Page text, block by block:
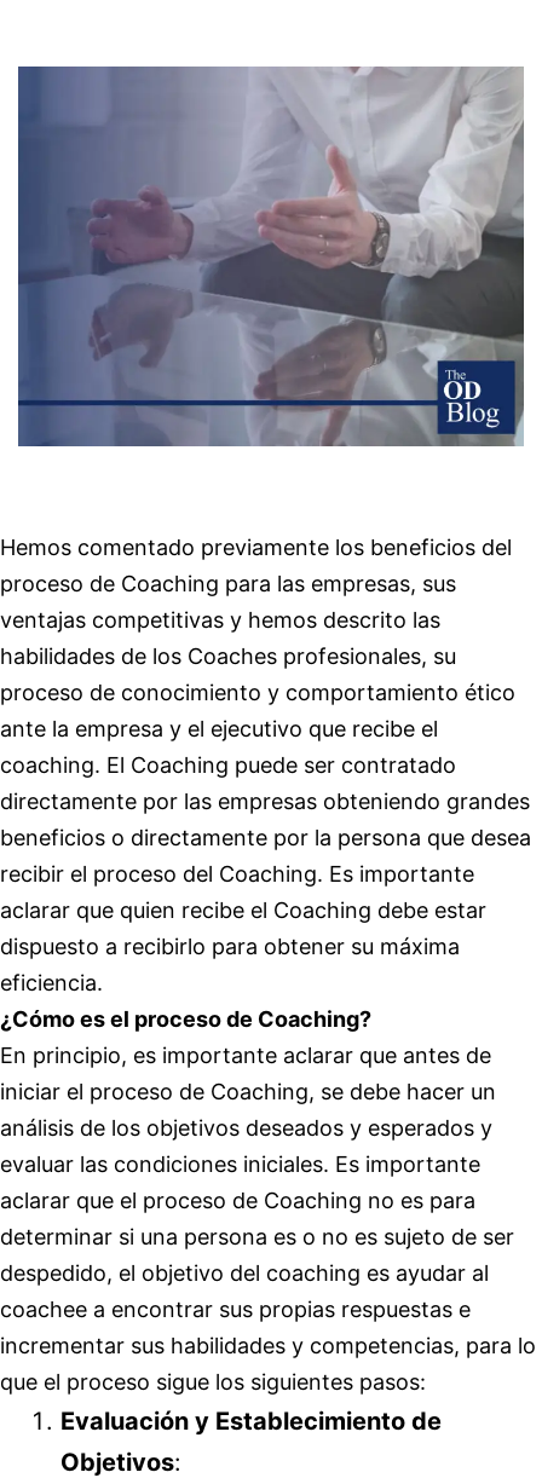
Hemos comentado previamente los beneficios del
proceso de Coaching para las empresas, sus
ventajas competitivas y hemos descrito las
habilidades de los Coaches profesionales, su
proceso de conocimiento y comportamiento ético
ante la empresa y el ejecutivo que recibe el
coaching. El Coaching puede ser contratado
directamente por las empresas obteniendo grandes
beneficios o directamente por la persona que desea
recibir el proceso del Coaching. Es importante
aclarar que quien recibe el Coaching debe estar
dispuesto a recibirlo para obtener su máxima
eficiencia.
¿Cómo es el proceso de Coaching?
En principio, es importante aclarar que antes de
iniciar el proceso de Coaching, se debe hacer un
análisis de los objetivos deseados y esperados y
evaluar las condiciones iniciales. Es importante
aclarar que el proceso de Coaching no es para
determinar si una persona es o no es sujeto de ser
despedido, el objetivo del coaching es ayudar al
coachee a encontrar sus propias respuestas e
incrementar sus habilidades y competencias, para lo
que el proceso sigue los siguientes pasos:
Evaluación y Establecimiento de
Objetivos: